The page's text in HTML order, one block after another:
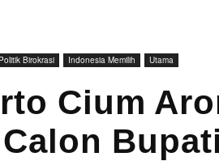
Politik Birokrasi Indonesia Memilih Utama
Cium